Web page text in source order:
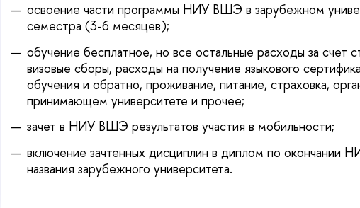
освоение части программы НИУ ВШЭ в зарубежном
семестра (3-6 месяцев);
обучение бесплатное, но все остальные расходы за счет
визовые сборы, расходы на получение языкового
обучения и обратно, проживание, питание, страховка,
принимающем университете и прочее;
зачет в НИУ ВШЭ результатов участия в мобильности;
включение зачтенных дисциплин в диплом по окончании
названия зарубежного университета.